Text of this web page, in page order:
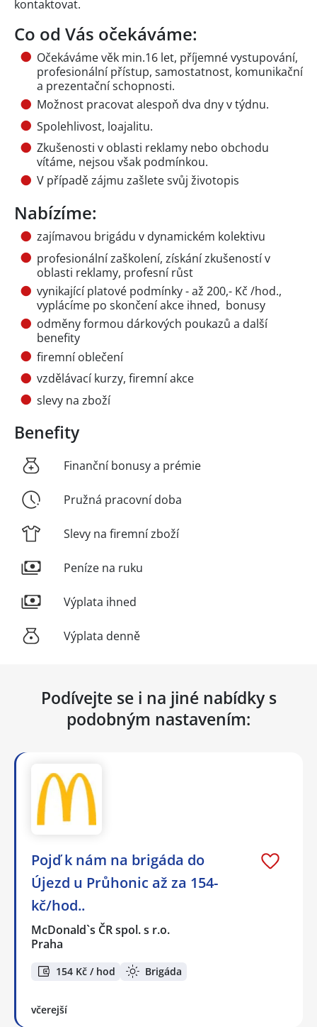
kontaktovat.
Co od Vás očekáváme:
Očekáváme věk min.16 let, příjemné vystupování,
profesionální přístup, samostatnost, komunikační
a prezentační schopnosti.
Možnost pracovat alespoň dva dny v týdnu.
Spolehlivost, loajalitu.
Zkušenosti v oblasti reklamy nebo obchodu
vítáme, nejsou však podmínkou.
V případě zájmu zašlete svůj životopis
Nabízíme:
zajímavou brigádu v dynamickém kolektivu
profesionální zaškolení, získání zkušeností v
oblasti reklamy, profesní růst
vynikající platové podmínky - až 200,- Kč /hod.,
vyplácíme po skončení akce ihned, bonusy
odměny formou dárkových poukazů a další
benefity
firemní oblečení
vzdělávací kurzy, firemní akce
slevy na zboží
Benefity
Finanční bonusy a prémie
Pružná pracovní doba
Slevy na firemní zboží
Peníze na ruku
Výplata ihned
Výplata denně
Podívejte se i na jiné nabídky s
podobným nastavením:
Pojď k nám na brigáda do
Újezd u Průhonic až za 154-
kč/hod..
McDonald`s ČR spol. s r.o.
Praha
154 Kč / hod Brigáda
včerejší